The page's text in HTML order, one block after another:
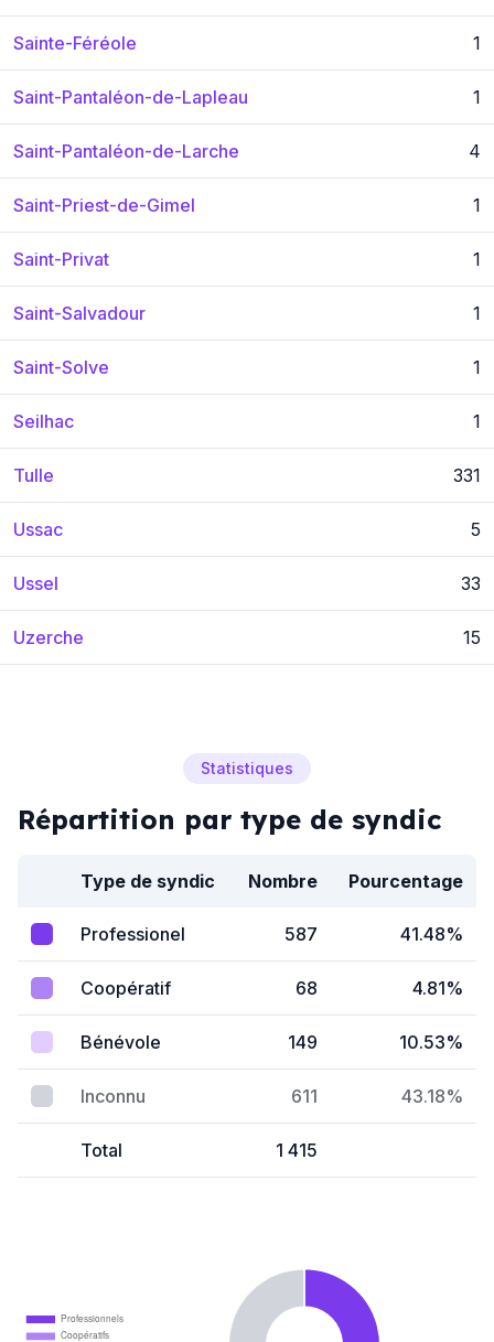
Sainte-Féréole 1
Saint-Pantaléon-de-Lapleau 1
Saint-Pantaléon-de-Larche 4
Saint-Priest-de-Gimel 1
Saint-Privat 1
Saint-Salvadour 1
Saint-Solve 1
Seilhac 1
Tulle 331
Ussac 5
Ussel 33
Uzerche 15
Statistiques
Répartition par type de syndic
Type de syndic Nombre Pourcentage
Professionel 587 41.48%
Coopératif 68 4.81%
Bénévole 149 10.53%
Inconnu 611 43.18%
Total 1 415
Professionnels
Coopératifs